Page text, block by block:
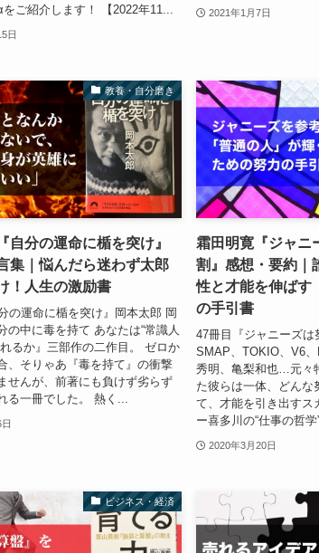
ご紹介します！ 【2022年11...
日
2021年1月7日
教養・自分磨き
自分の運命に楯を突け』
集｜悩んだら迷わず太郎
！人生の激励書
の運命に楯を突け』岡本太郎 岡
の中に毒を持て あなたは“常識人
るか』三部作の二作目。 ゼロか
、そりゃあ『毒を持て』の衝撃
せんが、前著にも負けず劣らず
る一冊でした。 熱く...
霜田明寛『ジャニ
割』感想・要約｜
性と才能を伸ばす
の手引書
47冊目『ジャニーズ
SMAP、TOKIO、V6
秀明、亀梨和也…元々
た彼らは一体、どんな
て、才能を引き出すス
ー喜多川の“仕事の哲
2020年3月20日
ビジネス・経済